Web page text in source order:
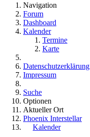
Navigation
Forum
Dashboard
Kalender
Termine
Karte
Datenschutzerklärung
Impressum
Suche
Optionen
Aktueller Ort
Phoenix Interstellar
Kalender